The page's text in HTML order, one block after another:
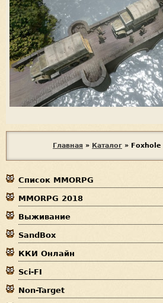
ы
з
д
е
с
ь
Главная » Каталог » Foxhole
Список MMORPG
MMORPG 2018
Выживание
SandBox
ККИ Онлайн
Sci-FI
Non-Target